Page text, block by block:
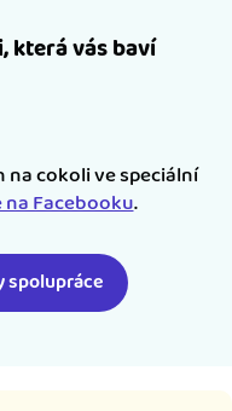
která vás baví
cokoli ve speciální
Facebooku.
spolupráce